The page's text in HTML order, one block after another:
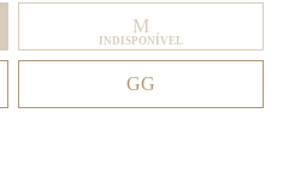
M
INDISPONÍVEL
GG